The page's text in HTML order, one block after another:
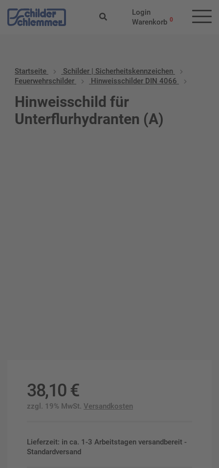
Login
Warenkorb 0
Startseite
Schilder | Sicherheitskennzeichen
Feuerwehrschilder
Hinweisschilder DIN 4066
Hinweisschild für
Unterflurhydranten (A)
38,10 €
zzgl. 19% MwSt. Versandkosten
Lieferzeit: in ca. 1-3 Arbeitstagen versandbereit -
Standardversand